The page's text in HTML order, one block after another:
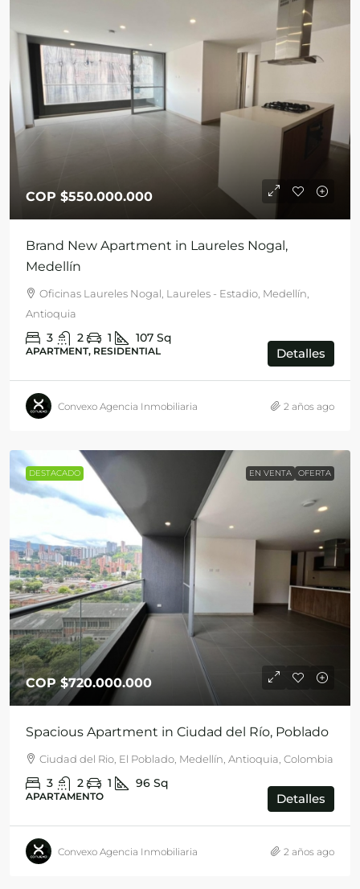
COP $550.000.000
Brand New Apartment in Laureles Nogal,
Medellín
Oficinas Laureles Nogal, Laureles - Estadio, Medellín,
Antioquia
3 2 1 107 Sq
APARTMENT, RESIDENTIAL Detalles
Convexo Agencia Inmobiliaria 2 años ago
DESTACADO EN VENTA OFERTA
COP$720.000.000
Spacious Apartment in Ciudad del Río, Poblado
Ciudad del Rio, El Poblado, Medellín, Antioquia, Colombia
3 2 1 96 Sq
APARTAMENTO Detalles
Convexo Agencia Inmobiliaria 2 años ago